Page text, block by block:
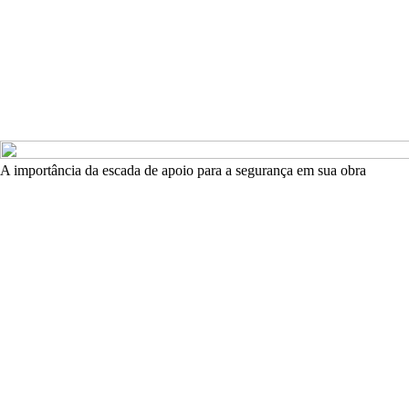
A importância da escada de apoio para a segurança em sua obra